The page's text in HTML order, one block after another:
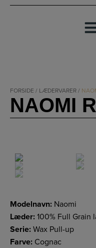
Hop
FORSIDE / LÆDERVARER/
NAOMI
Modelnavn: Naomi
Læder:100% Full Grain
Serie:Wax Pull-up
Farve: Cognac